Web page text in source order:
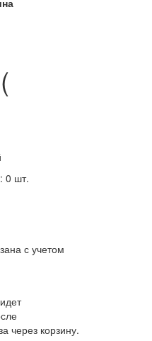
0 шт.
с учетом
через корзину.